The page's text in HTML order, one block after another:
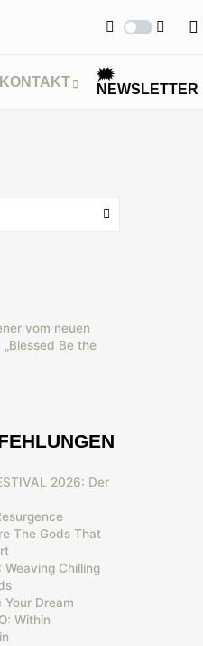
KONTAKT
🗯
NEWSLETTER
vom neuen
Be the
2026: Der
The Gods That
Weaving Chilling
Your Dream
Within